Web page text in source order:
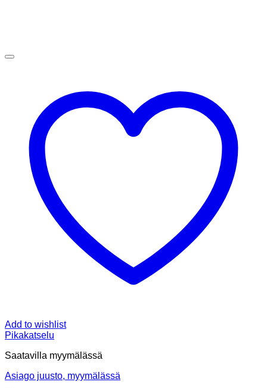
Add to wishlist
Pikakatselu
Saatavilla myymälässä
Asiago juusto, myymälässä